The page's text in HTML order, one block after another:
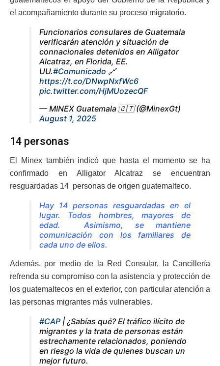
el acompañamiento durante su proceso migratorio.
Funcionarios consulares de Guatemala
verificarán atención y situación de
connacionales detenidos en Alligator
Alcatraz, en Florida, EE.
UU.#Comunicado 🔗
https://t.co/DNwpNxfWc6
pic.twitter.com/HjMUozecQF
— MINEX Guatemala 🇬🇹 (@MinexGt)
August 1, 2025
14 personas
El Minex también indicó que hasta el momento se ha
confirmado en Alligator Alcatraz se encuentran
resguardadas 14 personas de origen guatemalteco.
Hay 14 personas resguardadas en el
lugar. Todos hombres, mayores de
edad. Asimismo, se mantiene
comunicación con los familiares de
cada uno de ellos.
Además, por medio de la Red Consular, la Cancillería
refrenda su compromiso con la asistencia y protección de
los guatemaltecos en el exterior, con particular atención a
las personas migrantes más vulnerables.
#CAP | ¿Sabías qué? El tráfico ilícito de
migrantes y la trata de personas están
estrechamente relacionados, poniendo
en riesgo la vida de quienes buscan un
mejor futuro.